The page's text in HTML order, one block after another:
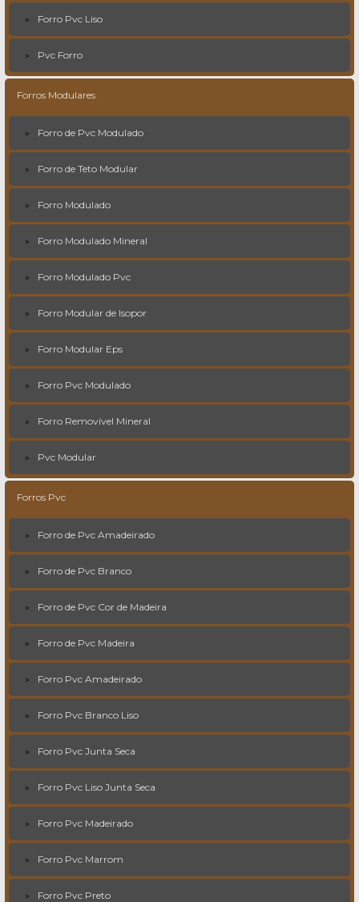
Forro Pvc Liso
Pvc Forro
Forros Modulares
Forro de Pvc Modulado
Forro de Teto Modular
Forro Modulado
Forro Modulado Mineral
Forro Modulado Pvc
Forro Modular de Isopor
Forro Modular Eps
Forro Pvc Modulado
Forro Removível Mineral
Pvc Modular
Forros Pvc
Forro de Pvc Amadeirado
Forro de Pvc Branco
Forro de Pvc Cor de Madeira
Forro de Pvc Madeira
Forro Pvc Amadeirado
Forro Pvc Branco Liso
Forro Pvc Junta Seca
Forro Pvc Liso Junta Seca
Forro Pvc Madeirado
Forro Pvc Marrom
Forro Pvc Preto